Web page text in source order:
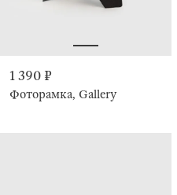
1 390 ₽
Фоторамка, Gallery